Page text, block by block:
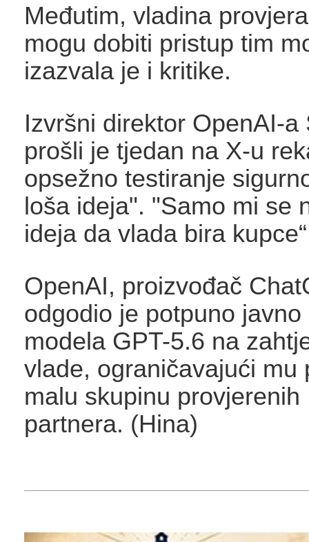
Međutim, vladina
mogu dobiti pristup tim
izazvala je i kritike.
Izvršni direktor OpenAI-a
prošli je tjedan na ​X-u
opsežno testiranje
loša ideja". "Samo mi se
ideja da vlada bira
OpenAI, proizvođač
odgodio je potpuno
modela GPT-5.6 na
vlade, ograničavajući mu
malu skupinu provjerenih
partnera. (Hina)